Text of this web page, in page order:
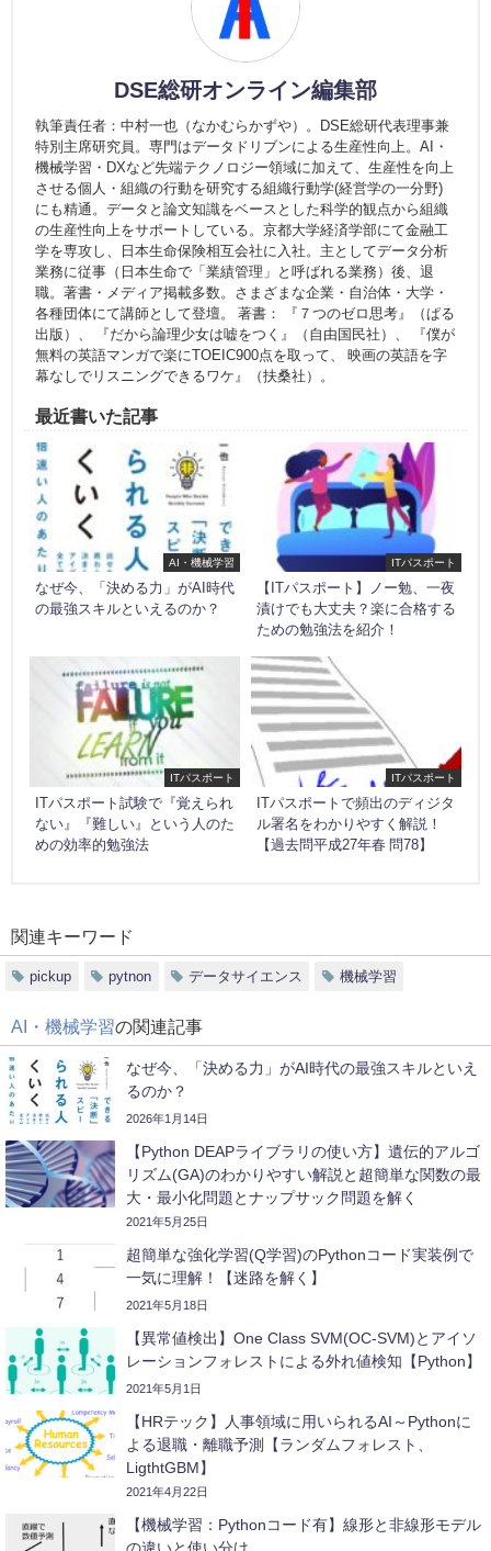
DSE総研オンライン編集部
執筆責任者：中村一也（なかむらかずや）。DSE総研代表理事兼
特別主席研究員。専門はデータドリブンによる生産性向上。AI・
機械学習・DXなど先端テクノロジー領域に加えて、生産性を向上
させる個人・組織の行動を研究する組織行動学(経営学の一分野)
にも精通。データと論文知識をベースとした科学的観点から組織
の生産性向上をサポートしている。京都大学経済学部にて金融工
学を専攻し、日本生命保険相互会社に入社。主としてデータ分析
業務に従事（日本生命で「業績管理」と呼ばれる業務）後、退
職。著書・メディア掲載多数。さまざまな企業・自治体・大学・
各種団体にて講師として登壇。 著書： 『７つのゼロ思考』（ぱる
出版）、 『だから論理少女は嘘をつく』（自由国民社）、 『僕が
無料の英語マンガで楽にTOEIC900点を取って、 映画の英語を字
幕なしでリスニングできるワケ』（扶桑社）。
最近書いた記事
AI・機械学習
なぜ今、「決める力」がAI時代
の最強スキルといえるのか？
ITパスポート
【ITパスポート】ノー勉、一夜
漬けでも大丈夫？楽に合格する
ための勉強法を紹介！
ITパスポート
ITパスポート試験で『覚えられ
ない』『難しい』という人のた
めの効率的勉強法
ITパスポート
ITパスポートで頻出のディジタ
ル署名をわかりやすく解説！
【過去問平成27年春 問78】
関連キーワード
pickup pytnon データサイエンス 機械学習
AI・機械学習の関連記事
なぜ今、「決める力」がAI時代の最強スキルといえ
るのか？
2026年1月14日
【Python DEAPライブラリの使い方】遺伝的アルゴ
リズム(GA)のわかりやすい解説と超簡単な関数の最
大・最小化問題とナップサック問題を解く
2021年5月25日
超簡単な強化学習(Q学習)のPythonコード実装例で
一気に理解！【迷路を解く】
2021年5月18日
【異常値検出】One Class SVM(OC-SVM)とアイソ
レーションフォレストによる外れ値検知【Python】
2021年5月1日
【HRテック】人事領域に用いられるAI～Pythonに
よる退職・離職予測【ランダムフォレスト、
LigthtGBM】
2021年4月22日
【機械学習：Pythonコード有】線形と非線形モデル
の違いと使い分け